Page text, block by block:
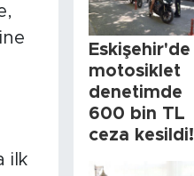
ilk
Eskişehir'de
motosiklet
denetimde
600 bin TL
ceza kesildi!